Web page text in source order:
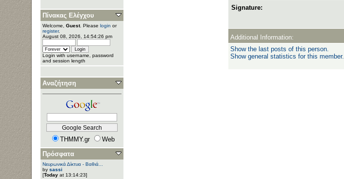
Πίνακας Ελέγχου
Welcome, Guest. Please login or
register.
August 08, 2026, 14:54:26 pm
Login with username, password
and session length
Αναζήτηση
THMMY.gr
Web
Πρόσφατα
Νευρωνικά Δίκτυα - Βαθιά...
by sassi
[Today at 13:14:23]
Signature:
Additional Information:
Show the last posts of this person.
Show general statistics for this member.